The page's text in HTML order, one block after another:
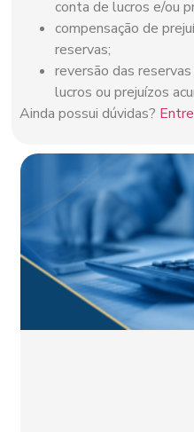
conta de lucros e/ou
compensação de
reservas;
reversão das
lucros ou prejuízos
Ainda possui dúvidas?